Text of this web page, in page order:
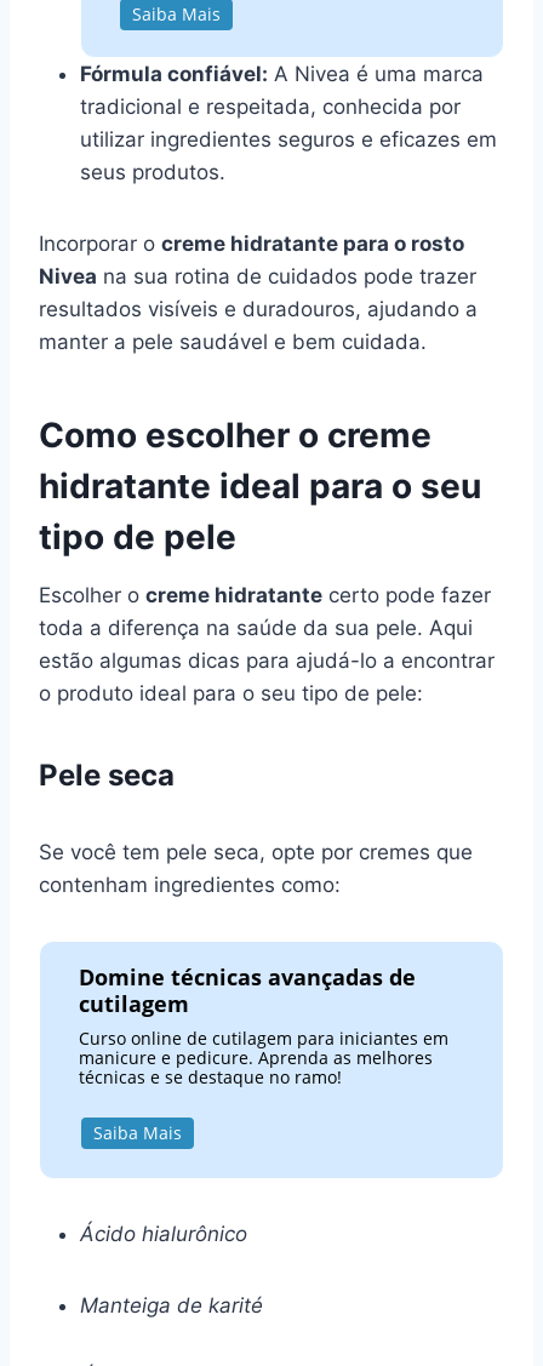
Saiba Mais
Fórmula confiável: A Nivea é uma marca
tradicional e respeitada, conhecida por
utilizar ingredientes seguros e eficazes em
seus produtos.
Incorporar o creme hidratante para o rosto
Nivea na sua rotina de cuidados pode trazer
resultados visíveis e duradouros, ajudando a
manter a pele saudável e bem cuidada.
Como escolher o creme
hidratante ideal para o seu
tipo de pele
Escolher o creme hidratante certo pode fazer
toda a diferença na saúde da sua pele. Aqui
estão algumas dicas para ajudá-lo a encontrar
o produto ideal para o seu tipo de pele:
Pele seca
Se você tem pele seca, opte por cremes que
contenham ingredientes como:
Domine técnicas avançadas de
cutilagem
Curso online de cutilagem para iniciantes em
manicure e pedicure. Aprenda as melhores
técnicas e se destaque no ramo!
Saiba Mais
Ácido hialurônico
Manteiga de karité